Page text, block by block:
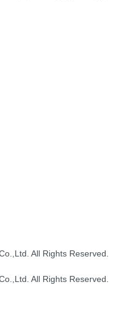
All Rights Reserved.
All Rights Reserved.